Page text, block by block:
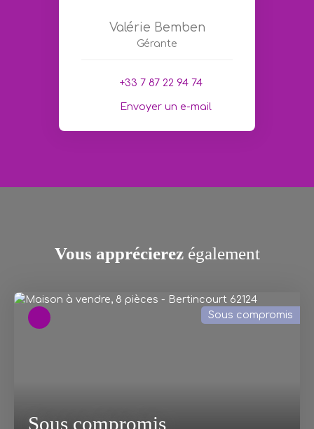
Valérie Bemben
Gérante
+33 7 87 22 94 74
Envoyer un e-mail
Vous apprécierezégalement
Sous compromis
Sous compromis